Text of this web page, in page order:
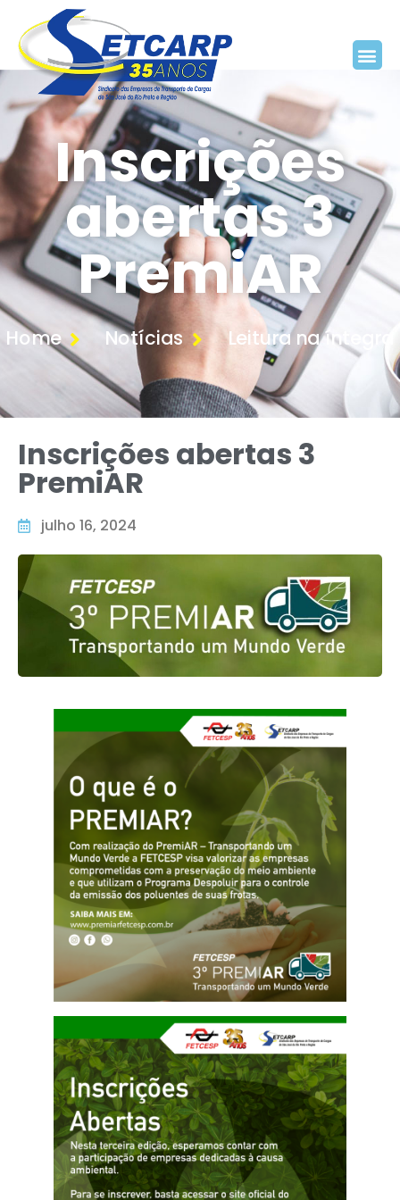
Inscrições
abertas 3
PremiAR
Home Notícias Leitura na íntegra
Inscrições abertas 3
PremiAR
julho 16, 2024